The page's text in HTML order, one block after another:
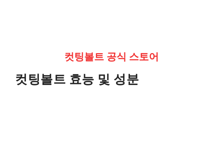
컷팅볼트 공식 스토어
컷팅볼트 효능 및 성분